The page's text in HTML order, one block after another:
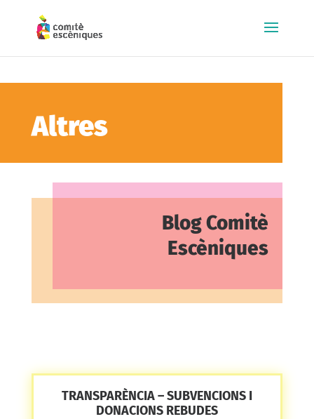
Altres
Blog Comitè
Escèniques
TRANSPARÈNCIA – SUBVENCIONS I
DONACIONS REBUDES